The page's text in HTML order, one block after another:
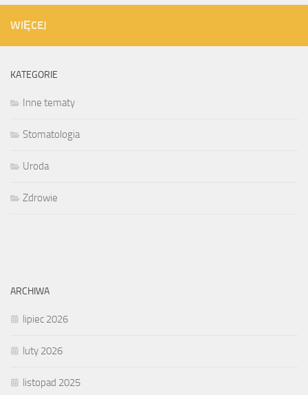
WIĘCEJ
KATEGORIE
Inne tematy
Stomatologia
Uroda
Zdrowie
ARCHIWA
lipiec 2026
luty 2026
listopad 2025